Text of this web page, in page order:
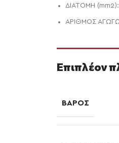
ΔΙΑΤΟΜΗ
ΑΡΙΘΜΟΣ
Επιπλέον
ΒΆΡΟΣ